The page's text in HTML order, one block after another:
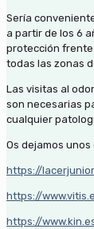
Sería
a partir de los 6
protección frente
todas las zonas
Las visitas al
son necesarias
cualquier
Os dejamos
https://
https://
https://